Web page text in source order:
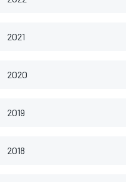
2021
2020
2019
2018